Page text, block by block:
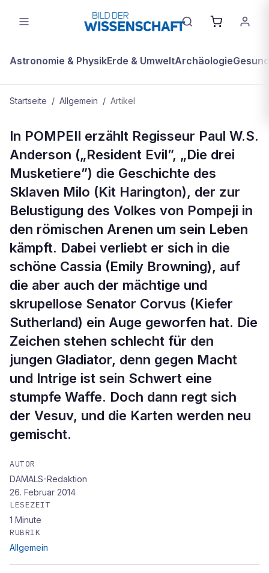
Astronomie & PhysikErde & UmweltArchäologie
Startseite / Allgemein / Artikel
Inhalt Pompeji
In POMPEII erzählt Regisseur Paul W.S.
Anderson („Resident Evil”, „Die drei
Musketiere”) die Geschichte des
Sklaven Milo (Kit Harington), der zur
Belustigung des Volkes von Pompeji in
den römischen Arenen um sein Leben
kämpft. Dabei verliebt er sich in die
schöne Cassia (Emily Browning), auf
die aber auch der mächtige und
skrupellose Senator Corvus (Kiefer
Sutherland) ein Auge geworfen hat. Die
Zeichen stehen schlecht für den
jungen Gladiator, denn gegen Macht
und Intrige ist sein Schwert eine
stumpfe Waffe. Doch dann regt sich
der Vesuv, und die Karten werden neu
gemischt.
AUTOR
DAMALS-Redaktion
26. Februar 2014
LESEZEIT
1 Minute
RUBRIK
Allgemein